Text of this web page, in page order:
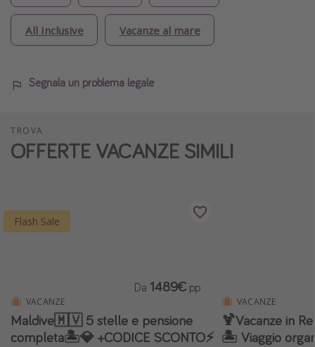
All Inclusive Vacanze al mare
Segnala un problema legale
TROVA
OFFERTE VACANZE SIMILI
Flash Sale
VACANZE
Maldive🇲🇻 5 stelle e pensione
completa🏝️💎 +CODICE SCONTO⚡️
Da 1489€ pp
VACANZE
🍹Vacanze in
🏝️ Viaggio